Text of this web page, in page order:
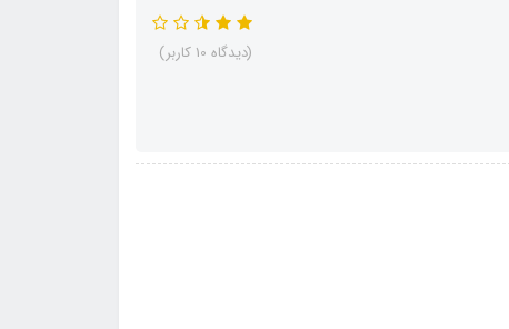
(دیدگاه 10 کاربر)